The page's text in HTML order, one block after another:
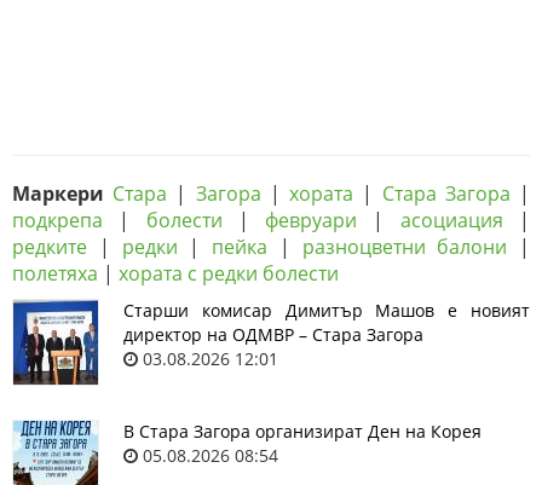
Маркери Стара | Загора |хората | Стара Загора |
подкрепа | болести | февруари | асоциация |
редките | редки | пейка | разноцветни балони |
полетяха | хората с редки болести
Старши комисар Димитър Машов е новият
директор на ОДМВР – Стара Загора
03.08.2026 12:01
В Стара Загора организират Ден на Корея
05.08.2026 08:54